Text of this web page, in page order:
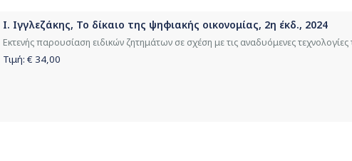
Ι. Ιγγλεζάκης, Το δίκαιο της ψηφιακής οικονομίας, 2η έκδ., 2024
Εκτενής παρουσίαση ειδικών ζητημάτων σε σχέση με τις αναδυόμενες
Τιμή: € 34,00